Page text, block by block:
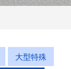
大型特殊